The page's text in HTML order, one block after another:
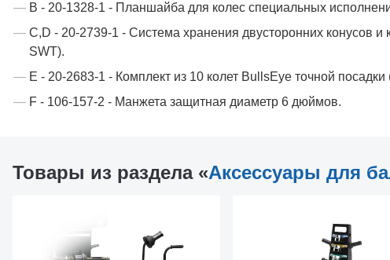
B - 20-1328-1 - Планшайба для колес специальных
C,D - 20-2739-1 - Система хранения двусторонних конусов
SWT).
E - 20-2683-1 - Комплект из 10 колет BullsEye точной
F - 106-157-2 - Манжета защитная диаметр 6 дюймов.
Товары из раздела «Аксессуары для